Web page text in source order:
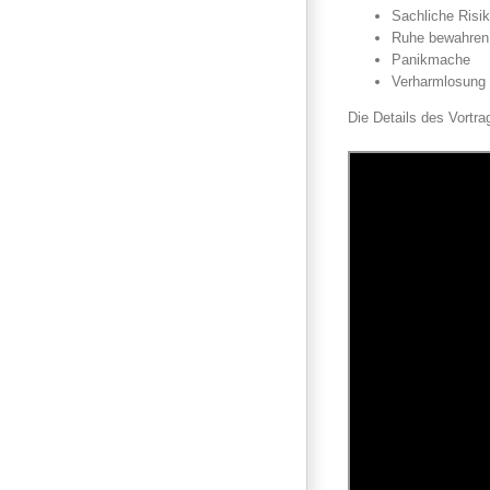
Sachliche
Ruhe bewahren
Panikmache
Verharmlosung
Die Details des